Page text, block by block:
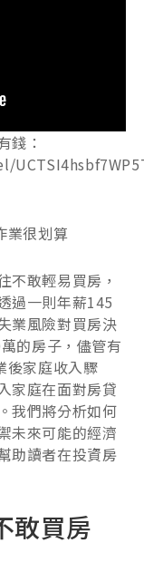
錢：
業很划算
不敢輕易買房，
過一則年薪145
業風險對買房決
的房子，儘管有
後家庭收入驟
家庭在面對房貸
我們將分析如何
未來可能的經濟
助讀者在投資房
敢買房